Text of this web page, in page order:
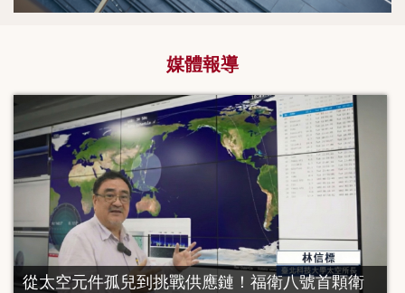
媒體報導
從太空元件孤兒到挑戰供應鏈！福衛八號首顆衛